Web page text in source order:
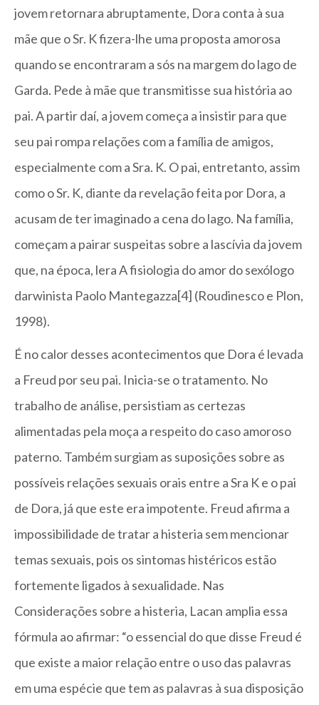
jovem retornara abruptamente, Dora conta à sua
mãe que o Sr. K fizera-lhe uma proposta amorosa
quando se encontraram a sós na margem do lago de
Garda. Pede à mãe que transmitisse sua história ao
pai. A partir daí, a jovem começa a insistir para que
seu pai rompa relações com a família de amigos,
especialmente com a Sra. K. O pai, entretanto, assim
como o Sr. K, diante da revelação feita por Dora, a
acusam de ter imaginado a cena do lago. Na família,
começam a pairar suspeitas sobre a lascívia da jovem
que, na época, lera A fisiologia do amor do sexólogo
darwinista Paolo Mantegazza[4] (Roudinesco e Plon,
1998).
É no calor desses acontecimentos que Dora é levada
a Freud por seu pai. Inicia-se o tratamento. No
trabalho de análise, persistiam as certezas
alimentadas pela moça a respeito do caso amoroso
paterno. Também surgiam as suposições sobre as
possíveis relações sexuais orais entre a Sra K e o pai
de Dora, já que este era impotente. Freud afirma a
impossibilidade de tratar a histeria sem mencionar
temas sexuais, pois os sintomas histéricos estão
fortemente ligados à sexualidade. Nas
Considerações sobre a histeria, Lacan amplia essa
fórmula ao afirmar: “o essencial do que disse Freud é
que existe a maior relação entre o uso das palavras
em uma espécie que tem as palavras à sua disposição